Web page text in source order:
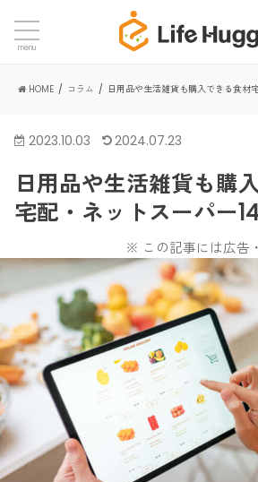
menu
HOME コラム 日用品や生活雑貨も購入できる食材
2023.10.03 2024.07.23
日用品や生活雑貨も購
宅配・ネットスーパー
※ この記事には広告